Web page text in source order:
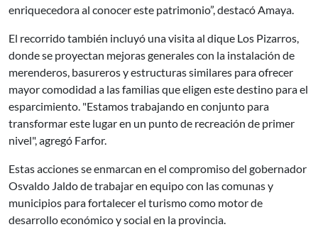
enriquecedora al conocer este patrimonio”, destacó Amaya.
El recorrido también incluyó una visita al dique Los Pizarros,
donde se proyectan mejoras generales con la instalación de
merenderos, basureros y estructuras similares para ofrecer
mayor comodidad a las familias que eligen este destino para el
esparcimiento. "Estamos trabajando en conjunto para
transformar este lugar en un punto de recreación de primer
nivel", agregó Farfor.
Estas acciones se enmarcan en el compromiso del gobernador
Osvaldo Jaldo de trabajar en equipo con las comunas y
municipios para fortalecer el turismo como motor de
desarrollo económico y social en la provincia.